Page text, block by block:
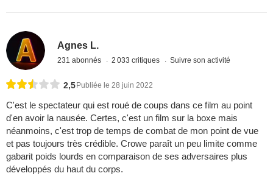
Agnes L.
231 abonnés 2 033 critiques Suivre son activité
2,5 Publiée le 28 juin 2022
C'est le spectateur qui est roué de coups dans ce film au point
d'en avoir la nausée. Certes, c'est un film sur la boxe mais
néanmoins, c'est trop de temps de combat de mon point de vue
et pas toujours très crédible. Crowe paraît un peu limite comme
gabarit poids lourds en comparaison de ses adversaires plus
développés du haut du corps.